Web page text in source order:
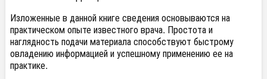
Изложенные в данной книге сведения основываются на
практическом опыте известного врача. Простота и
наглядность подачи материала способствуют быстрому
овладению информацией и успешному применению ее на
практике.